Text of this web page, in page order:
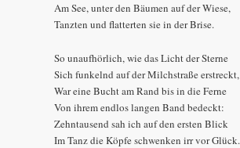
Am See, unter den Bäumen auf der Wiese,
Tanzten und flatterten sie in der Brise.
So unaufhörlich, wie das Licht der Sterne
Sich funkelnd auf der Milchstraße erstreckt,
War eine Bucht am Rand bis in die Ferne
Von ihrem endlos langen Band bedeckt:
Zehntausend sah ich auf den ersten Blick
Im Tanz die Köpfe schwenken irr vor Glück.